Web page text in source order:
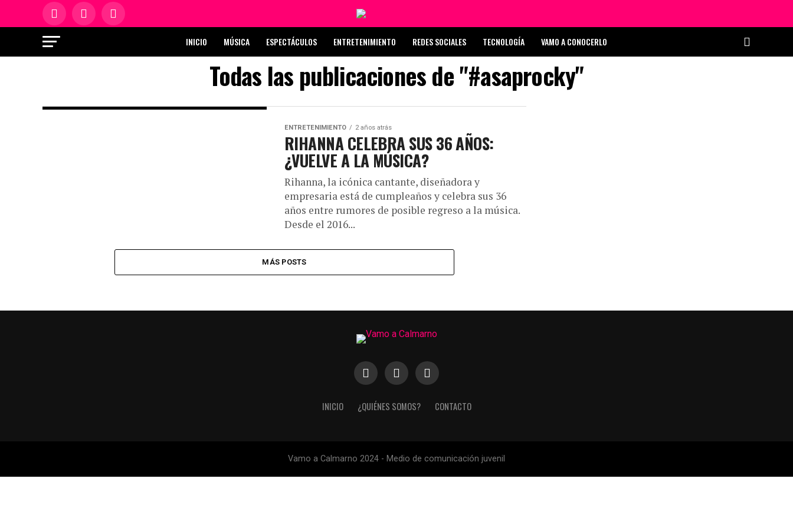
INICIO MÚSICA ESPECTÁCULOS ENTRETENIMIENTO REDES SOCIALES TECNOLOGÍA VAMO A CONOCERLO
Todas las publicaciones de "#asaprocky"
ENTRETENIMIENTO 2 años atrás
RIHANNA CELEBRA SUS 36 AÑOS:
¿VUELVE A LA MÚSICA?
Rihanna, la icónica cantante, diseñadora y
empresaria está de cumpleaños y celebra sus 36
años entre rumores de posible regreso a la música.
Desde el 2016...
MÁS POSTS
INICIO ¿QUIÉNES SOMOS? CONTACTO
Vamo a Calmarno 2024 - Medio de comunicación juvenil